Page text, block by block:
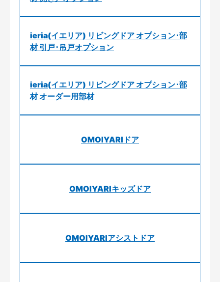
ieria(イエリア) リビングドア オプション･部
材 引戸･吊戸オプション
ieria(イエリア) リビングドア オプション･部
材 オーダー用部材
OMOIYARIドア
OMOIYARIキッズドア
OMOIYARIアシストドア